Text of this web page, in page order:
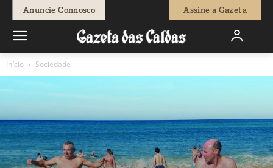
Anuncie Connosco Assine a Gazeta
Início Sociedade